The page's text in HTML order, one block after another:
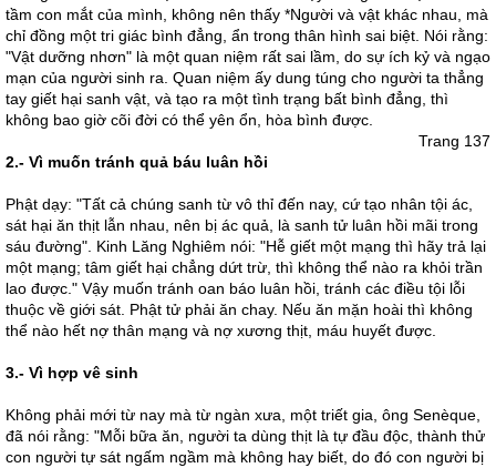
tầm con mắt của mình, không nên thấy *Người và vật khác nhau, mà
chỉ đồng một tri giác bình đẳng, ẩn trong thân hình sai biệt. Nói rằng:
"Vật dưỡng nhơn" là một quan niệm rất sai lầm, do sự ích kỷ và ngạo
mạn của người sinh ra. Quan niệm ấy dung túng cho người ta thẳng
tay giết hại sanh vật, và tạo ra một tình trạng bất bình đẳng, thì
không bao giờ cõi đời có thể yên ổn, hòa bình được.
Trang 137
2.- Vì muốn tránh quả báu luân hồi
Phật dạy: "Tất cả chúng sanh từ vô thỉ đến nay, cứ tạo nhân tội ác,
sát hại ăn thịt lẫn nhau, nên bị ác quả, là sanh tử luân hồi mãi trong
sáu đường". Kinh Lăng Nghiêm nói: "Hễ giết một mạng thì hãy trả lại
một mạng; tâm giết hại chẳng dứt trừ, thì không thể nào ra khỏi trần
lao được." Vậy muốn tránh oan báo luân hồi, tránh các điều tội lỗi
thuộc về giới sát. Phật tử phải ăn chay. Nếu ăn mặn hoài thì không
thể nào hết nợ thân mạng và nợ xương thịt, máu huyết được.
3.- Vì hợp vê sinh
Không phải mới từ nay mà từ ngàn xưa, một triết gia, ông Senèque,
đã nói rằng: "Mỗi bữa ăn, người ta dùng thịt là tự đầu độc, thành thử
con người tự sát ngấm ngầm mà không hay biết, do đó con người bị